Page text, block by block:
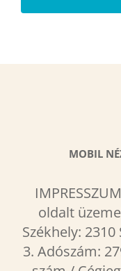
MOBIL
oldalt
Székhely:
3. Adószám: